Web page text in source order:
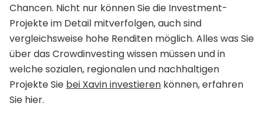
Chancen. Nicht nur können Sie die Investment-
Projekte im Detail mitverfolgen, auch sind
vergleichsweise hohe Renditen möglich. Alles was Sie
über das Crowdinvesting wissen müssen und in
welche sozialen, regionalen und nachhaltigen
Projekte Sie bei Xavin investieren können, erfahren
Sie hier.